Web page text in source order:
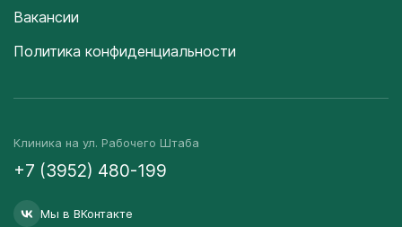
Вакансии
Политика конфиденциальности
Клиника на ул. Рабочего Штаба
+7 (3952) 480-199
Мы в ВКонтакте